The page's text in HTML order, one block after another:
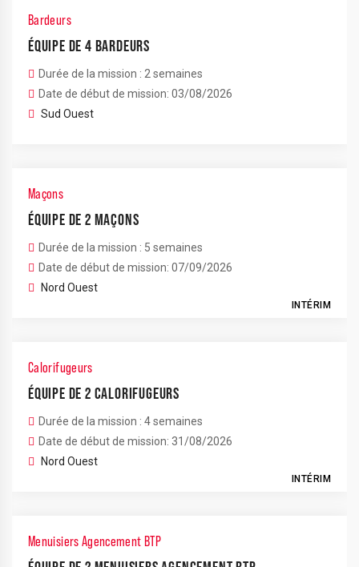
Bardeurs
ÉQUIPE DE 4 BARDEURS
Durée de la mission : 2 semaines
Date de début de mission: 03/08/2026
Sud Ouest
Maçons
ÉQUIPE DE 2 MAÇONS
Durée de la mission : 5 semaines
Date de début de mission: 07/09/2026
Nord Ouest
INTÉRIM
Calorifugeurs
ÉQUIPE DE 2 CALORIFUGEURS
Durée de la mission : 4 semaines
Date de début de mission: 31/08/2026
Nord Ouest
INTÉRIM
Menuisiers Agencement BTP